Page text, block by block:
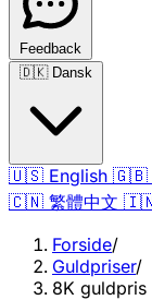
Feedback
🇩🇰 Dansk
🇺🇸 English 🇬🇧
🇨🇳 繁體中文
Forside/
Guldpriser/
8K guldpris